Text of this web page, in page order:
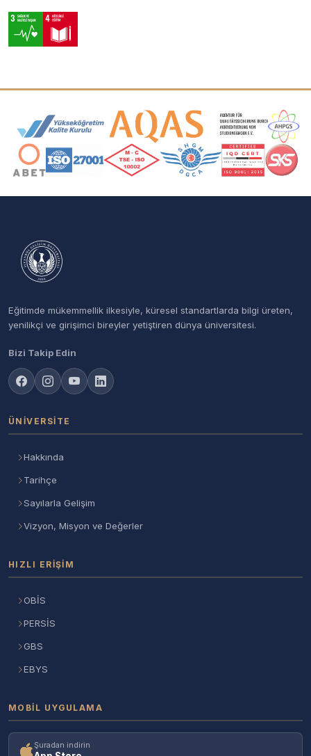
Akreditasyon ve Üyelik Logoları
Eğitimde mükemmellik ilkesiyle, küresel standartlarda bilgi üreten,
yenilikçi ve girişimci bireyler yetiştiren dünya üniversitesi.
Bizi Takip Edin
ÜNIVERSITE
Hakkında
Tarihçe
Sayılarla Gelişim
Vizyon, Misyon ve Değerler
HIZLI ERIŞIM
OBİS
PERSİS
GBS
EBYS
MOBIL UYGULAMA
Şuradan indirin